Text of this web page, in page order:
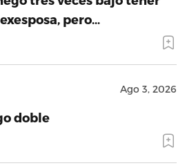
pero…
Ago 3, 2026
doble